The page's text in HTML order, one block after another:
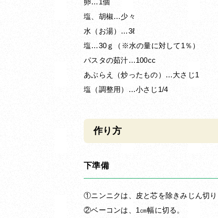
塩、胡椒…少々
水（お湯）…3ℓ
塩…30ｇ（※水の量に対して1％）
パスタの茹汁…100cc
あぶらえ（炒ったもの）…大さじ1
塩（調整用）…小さじ1/4
作り方
下準備
①ニンニクは、皮と芯を除きみじん切
②ベーコンは、1㎝幅に切る。